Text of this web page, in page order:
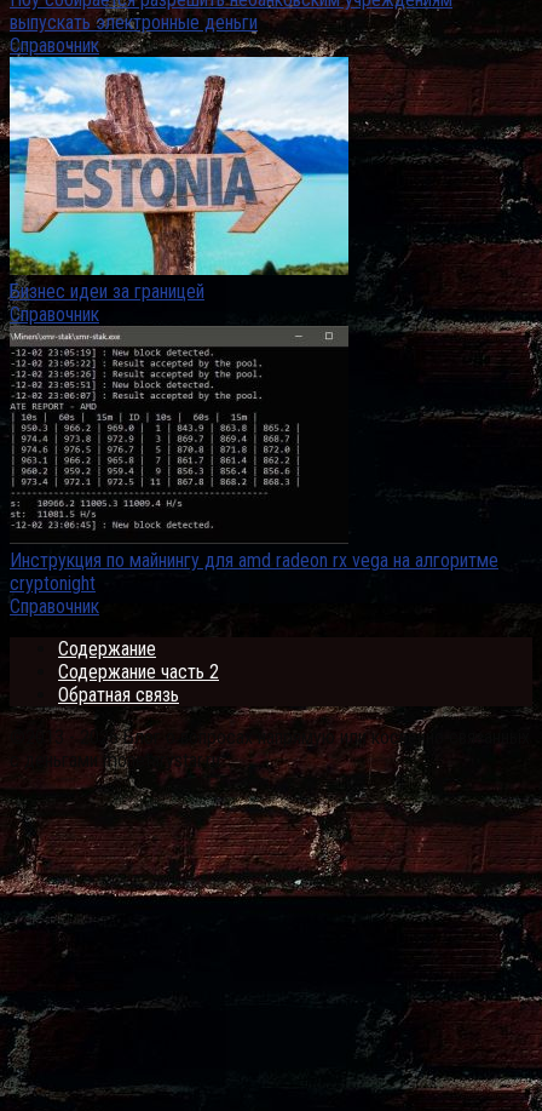
выпускать электронные деньги
Справочник
Бизнес идеи за границей
Справочник
Инструкция по майнингу для amd radeon rx vega на алгоритме
cryptonight
Справочник
Содержание
Содержание часть 2
Обратная связь
©2013 - 2026 Блог о вопросах напрямую или косвенно связанных
с деньгами monetarystar.ru